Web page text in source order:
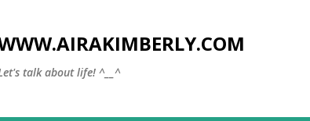
talk about life! ^__^